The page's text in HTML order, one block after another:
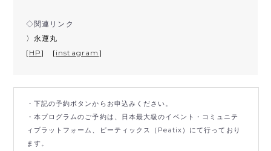
◇関連リンク
〉永運丸
[HP] [instagram ]
・下記の予約ボタンからお申込みください。
・本プログラムのご予約は、日本最大級のイベント・コミュニテ
ィプラットフォーム、ピーティックス（Peatix）にて行っており
ます。